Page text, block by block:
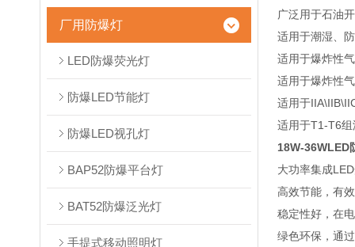
厂用防爆灯
LED防爆荧光灯
防爆LED节能灯
防爆LED视孔灯
BAP52防爆平台灯
BAT52防爆泛光灯
手提式移动照明灯
广泛用于石油
适用于潮湿、
适用于爆炸性
适用于爆炸性
适用于
适用于T1-T6
18W-36WLED
大功率集成
高效节能，有
稳定性好，在
绿色环保，通